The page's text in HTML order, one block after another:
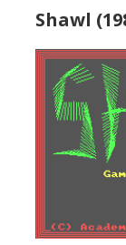
Shawl